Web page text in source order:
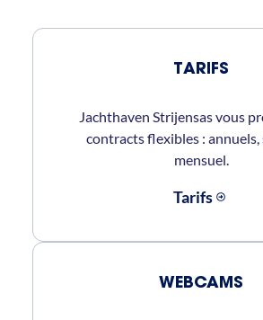
TARIFS
Jachthaven Strijensas vous
contracts flexibles : annuels,
mensuel.
Tarifs
WEBCAMS